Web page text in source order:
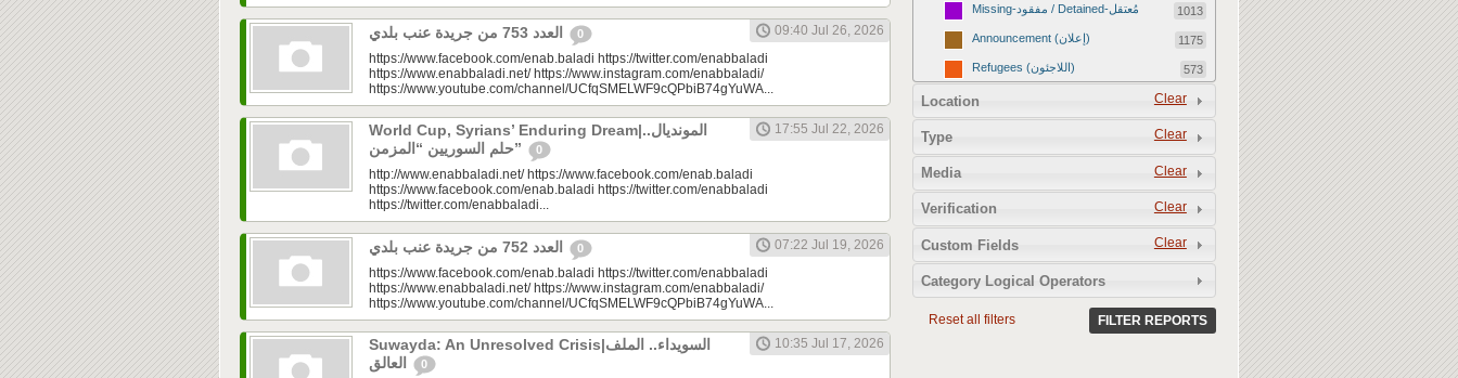
0
09:40 Jul 26, 2026
https://www.facebook.com/enab.baladi https://twitter.com/enabbaladi
https://www.enabbaladi.net/ https://www.instagram.com/enabbaladi/
https://www.youtube.com/channel/UCfqSMELWF9cQPbiB74gYuWA...
World Cup, Syrians’ Enduring Dream|المونديال..
حلم السوريين “المزمن”
0
17:55 Jul 22, 2026
http://www.enabbaladi.net/ https://www.facebook.com/enab.baladi
https://www.facebook.com/enab.baladi https://twitter.com/enabbaladi
https://twitter.com/enabbaladi...
0
07:22 Jul 19, 2026
https://www.facebook.com/enab.baladi https://twitter.com/enabbaladi
https://www.enabbaladi.net/ https://www.instagram.com/enabbaladi/
https://www.youtube.com/channel/UCfqSMELWF9cQPbiB74gYuWA...
Suwayda: An Unresolved Crisis|السويداء.. الملف
0
10:35 Jul 17, 2026
Missing-مفقود / Detained-مُعتقل 1013
Announcement (إعلان) 1175
Refugees (اللاجئون) 573
1672
Revenge Killings (القتل بدافع الانتقام) 11
2
13
Clear
Location
Clear
Type
Clear
Media
Clear
Verification
Clear
Custom Fields
Category Logical Operators
Reset all filters FILTER REPORTS